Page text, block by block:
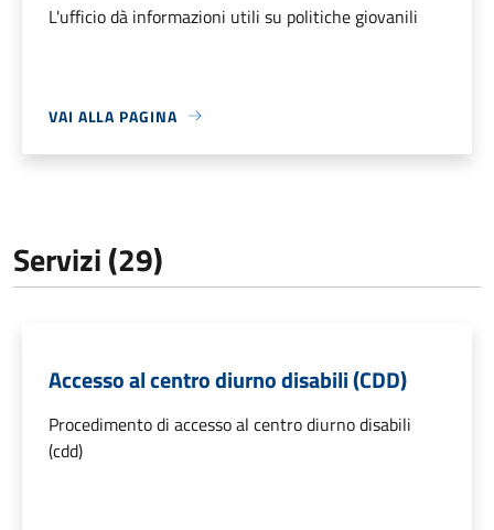
L'ufficio dà informazioni utili su politiche giovanili
VAI ALLA PAGINA
Servizi (29)
Accesso al centro diurno disabili (CDD)
Procedimento di accesso al centro diurno disabili
(cdd)